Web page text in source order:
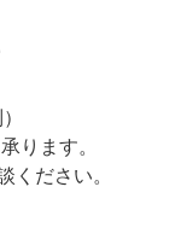
ります。
ください。